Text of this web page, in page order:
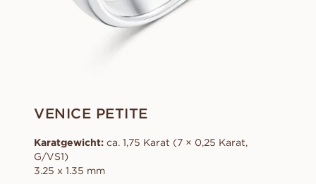
VENICE PETITE
Karatgewicht: ca. 1,75 Karat (7 × 0,25 Karat,
G/VS1)
3.25 x 1.35 mm